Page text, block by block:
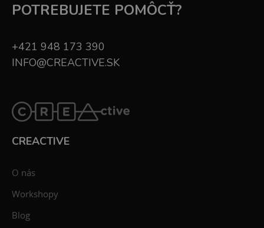
POTREBUJETE POMÔCŤ?
+421 948 173 390
INFO@CREACTIVE.SK
CREACTIVE
O nás
Workshopy
Blog